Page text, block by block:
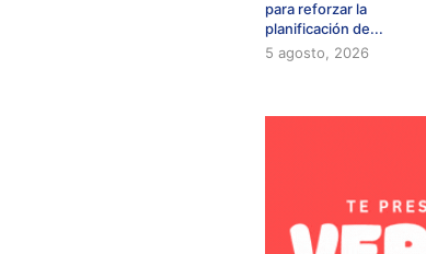
para reforzar la
planificación de...
5 agosto, 2026